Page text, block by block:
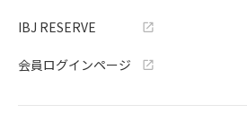
IBJ RESERVE
会員ログインページ